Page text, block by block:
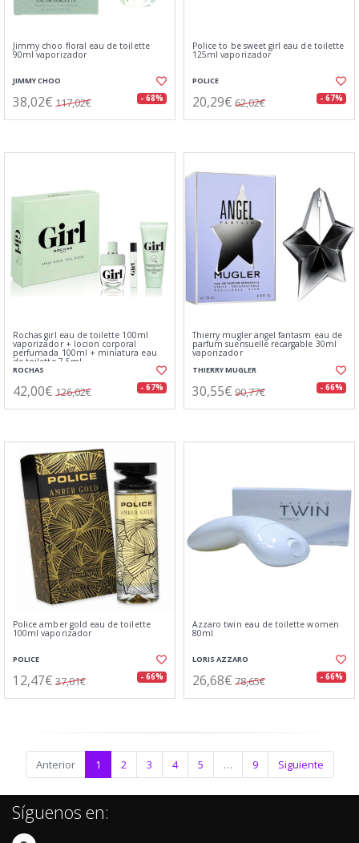
Jimmy choo floral eau de toilette
90ml vaporizador
JIMMY CHOO
38,02€ 117,02€ - 68%
Police to be sweet girl eau de toilette
125ml vaporizador
POLICE
20,29€ 62,02€ - 67%
Rochas girl eau de toilette 100ml
vaporizador + locion corporal
perfumada 100ml + miniatura eau
de toilette 7 5ml
ROCHAS
42,00€ 126,02€ - 67%
Thierry mugler angel fantasm eau de
parfum suensuelle recargable 30ml
vaporizador
THIERRY MUGLER
30,55€ 90,77€ - 66%
Police amber gold eau de toilette
100ml vaporizador
POLICE
12,47€ 37,01€ - 66%
Azzaro twin eau de toilette women
80ml
LORIS AZZARO
26,68€ 78,65€ - 66%
Anterior 1 2 3 4 5 … 9 Siguiente
Síguenos en: